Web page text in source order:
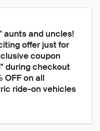
aunts and uncles!
offer just for
coupon
during checkout
OFF on all
ride-on vehicles